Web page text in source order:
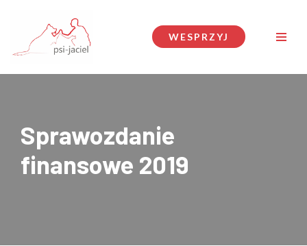
Przejdź
do
WESPRZYJ
Sprawozdanie
finansowe 2019